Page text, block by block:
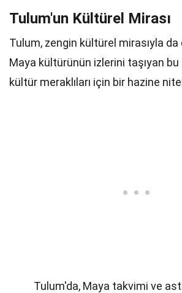
Tulum'un Kültürel Mirası
Tulum, zengin kültürel mirasıyla
Maya kültürünün izlerini taşıyan bu
kültür meraklıları için bir hazine
Tulum'da, Maya takvimi ve